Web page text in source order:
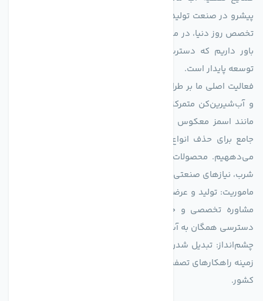
پیشرو در صنعت تولید تجهیزات تصفیه آب، با تکیه بر دانش فنی و
تخصص روز دنیا، در مسیر تأمین آب سالم و پایدار گام برمی‌دارد. ما
باور داریم که دسترسی به آب پاک، یک حق اساسی و زیربنای
توسعه پایدار است.
فعالیت اصلی ما بر طراحی و تولید سیستم‌های پیشرفته تصفیه آب
و آب‌شیرین‌کن متمرکز است. ما با بهره‌گیری از فناوری‌های نوین
جامع برای حذف انواع آلاینده‌ها، املاح و نمک از منابع آبی ارائه
می‌دههیم. محصولات ما برای مصارف متنوعی از جمله تأمین آب
شرب، نیازهای صنعتی و کشاورزی طراحی و بهینه‌سازی شده‌اند.
ماموریت: تولید و عرضه محصولاتی با بالاترین استاندارد کیفی، ارائه
مشاوره تخصصی و خدمات پس از فروش مطمئن برای تضمین
دسترسی همگان به آب پاک و سالم.
چشم‌انداز: تبدیل شدن به انتخاب اول صنایع و مصرف‌کنندگان در
زمینه راهکارهای تصفیه آب و ایفای نقشی کلیدی در حفظ منابع آبی
کشور.